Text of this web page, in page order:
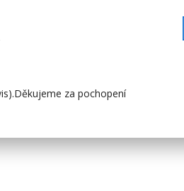
za pochopení
STRÁNKA PRODEJ VOZŮ